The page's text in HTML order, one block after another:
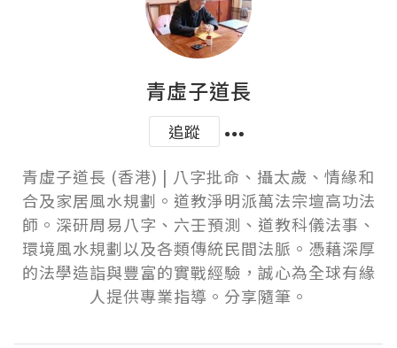
青虛子道長
追蹤
青虛子道長 (香港) | 八字批命、攝太歲、情緣和
合及家居風水規劃。道教淨明派萬法宗壇高功法
師。深研周易八字、六壬預測、道教科儀法事、
環境風水規劃以及各類傳統民間法脈。憑藉深厚
的法學造詣與豐富的實戰經驗，誠心為全球有緣
人提供專業指導。分享隨筆。